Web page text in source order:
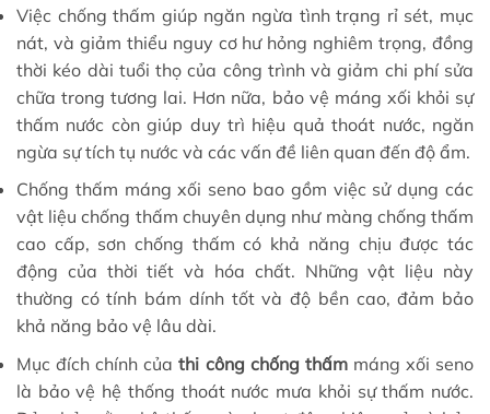
Việc chống thấm giúp ngăn ngừa tình trạng rỉ sét, mục
nát, và giảm thiểu nguy cơ hư hỏng nghiêm trọng, đồng
thời kéo dài tuổi thọ của công trình và giảm chi phí sửa
chữa trong tương lai. Hơn nữa, bảo vệ máng xối khỏi sự
thấm nước còn giúp duy trì hiệu quả thoát nước, ngăn
ngừa sự tích tụ nước và các vấn đề liên quan đến độ ẩm.
Chống thấm máng xối seno bao gồm việc sử dụng các
vật liệu chống thấm chuyên dụng như màng chống thấm
cao cấp, sơn chống thấm có khả năng chịu được tác
động của thời tiết và hóa chất. Những vật liệu này
thường có tính bám dính tốt và độ bền cao, đảm bảo
khả năng bảo vệ lâu dài.
Mục đích chính củathi công chống thấmmáng xối seno
là bảo vệ hệ thống thoát nước mưa khỏi sự thấm nước.